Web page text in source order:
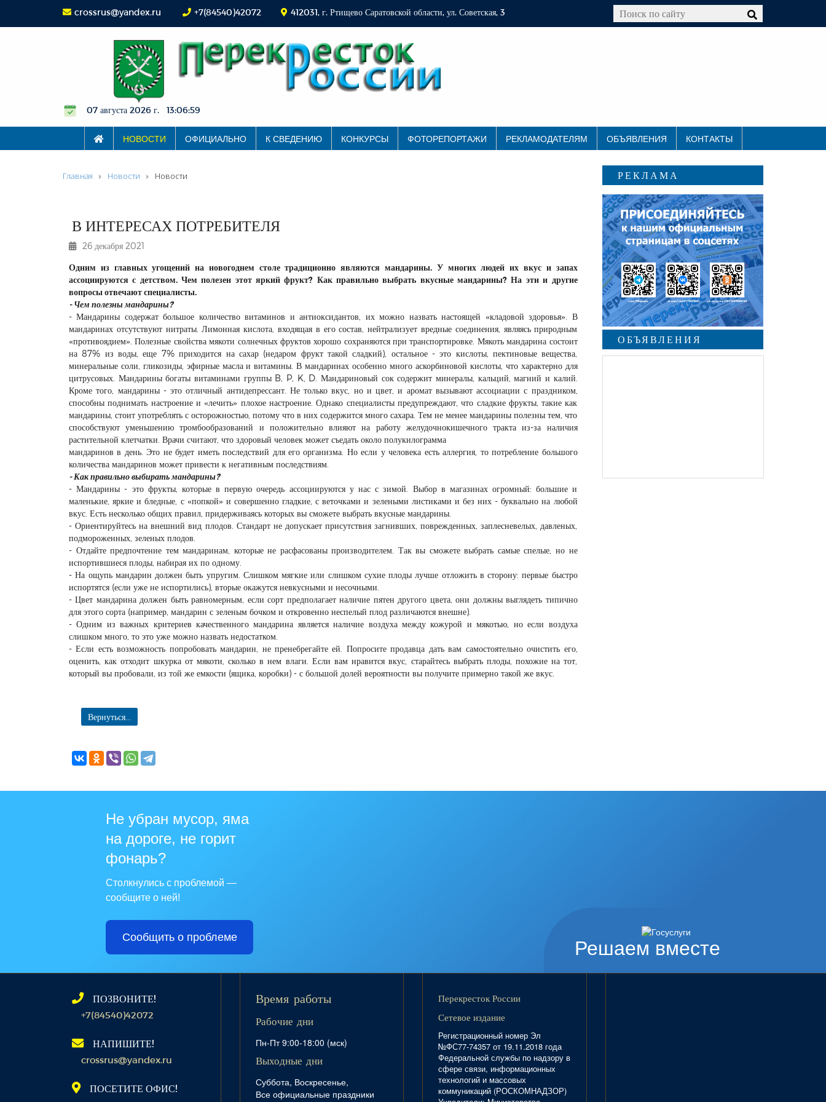
crossrus@yandex.ru +7(84540)42072 412031, г. Ртищево Саратовской области, ул. Советская, 3
07 августа 2026 г. 13:06:59
НОВОСТИ ОФИЦИАЛЬНО К СВЕДЕНИЮ КОНКУРСЫ ФОТОРЕПОРТАЖИ РЕКЛАМОДАТЕЛЯМ ОБЪЯВЛЕНИЯ КОНТАКТЫ
Главная Новости Новости
В ИНТЕРЕСАХ ПОТРЕБИТЕЛЯ
26 декабря 2021
Одним из главных угощений на новогоднем столе традиционно являются мандарины. У многих людей их вкус и запах
ассоциируются с детством. Чем полезен этот яркий фрукт? Как правильно выбрать вкусные мандарины? На эти и другие
вопросы отвечают специалисты.
- Чем полезны мандарины?
- Мандарины содержат большое количество витаминов и антиоксидантов, их можно назвать настоящей «кладовой здоровья». В
мандаринах отсутствуют нитраты. Лимонная кислота, входящая в его состав, нейтрализует вредные соединения, являясь природным
«противоядием». Полезные свойства мякоти солнечных фруктов хорошо сохраняются при транспортировке. Мякоть мандарина состоит
на 87% из воды, еще 7% приходится на сахар (недаром фрукт такой сладкий), остальное - это кислоты, пектиновые вещества,
минеральные соли, гликозиды, эфирные масла и витамины. В мандаринах особенно много аскорбиновой кислоты, что характерно для
цитрусовых. Мандарины богаты витаминами группы B, P, K, D. Мандариновый сок содержит минералы, кальций, магний и калий.
Кроме того, мандарины - это отличный антидепрессант. Не только вкус, но и цвет, и аромат вызывают ассоциации с праздником,
способны поднимать настроение и «лечить» плохое настроение. Однако специалисты предупреждают, что сладкие фрукты, такие как
мандарины, стоит употреблять с осторожностью, потому что в них содержится много сахара. Тем не менее мандарины полезны тем, что
способствуют уменьшению тромбообразований и положительно влияют на работу желудочнокишечного тракта из-за наличия
растительной клетчатки. Врачи считают, что здоровый человек может съедать около полукилограмма
мандаринов в день. Это не будет иметь последствий для его организма. Но если у человека есть аллергия, то потребление большого
количества мандаринов может привести к негативным последствиям.
- Как правильно выбирать мандарины?
- Мандарины - это фрукты, которые в первую очередь ассоциируются у нас с зимой. Выбор в магазинах огромный: большие и
маленькие, яркие и бледные, с «попкой» и совершенно гладкие, с веточками и зелеными листиками и без них - буквально на любой
вкус. Есть несколько общих правил, придерживаясь которых вы сможете выбрать вкусные мандарины.
- Ориентируйтесь на внешний вид плодов. Стандарт не допускает присутствия загнивших, поврежденных, заплесневелых, давленых,
подмороженных, зеленых плодов.
- Отдайте предпочтение тем мандаринам, которые не расфасованы производителем. Так вы сможете выбрать самые спелые, но не
испортившиеся плоды, набирая их по одному.
- На ощупь мандарин должен быть упругим. Слишком мягкие или слишком сухие плоды лучше отложить в сторону: первые быстро
испортятся (если уже не испортились), вторые окажутся невкусными и несочными.
- Цвет мандарина должен быть равномерным, если сорт предполагает наличие пятен другого цвета, они должны выглядеть типично
для этого сорта (например, мандарин с зеленым бочком и откровенно неспелый плод различаются внешне).
- Одним из важных критериев качественного мандарина является наличие воздуха между кожурой и мякотью, но если воздуха
слишком много, то это уже можно назвать недостатком.
- Если есть возможность попробовать мандарин, не пренебрегайте ей. Попросите продавца дать вам самостоятельно очистить его,
оценить, как отходит шкурка от мякоти, сколько в нем влаги. Если вам нравится вкус, старайтесь выбрать плоды, похожие на тот,
который вы пробовали, из той же емкости (ящика, коробки) - с большой долей вероятности вы получите примерно такой же вкус.
Вернуться...
РЕКЛАМА
ОБЪЯВЛЕНИЯ
Решаем вместе
Не убран мусор, яма
на дороге, не горит
фонарь?
Столкнулись с проблемой —
сообщите о ней!
Сообщить о проблеме
ПОЗВОНИТЕ!
+7(84540)42072
НАПИШИТЕ!
crossrus@yandex.ru
ПОСЕТИТЕ ОФИС!
Время работы
Рабочие дни
Пн-Пт 9:00-18:00 (мск)
Выходные дни
Суббота, Воскресенье,
Все официальные праздники
Перекресток России
Сетевое издание
Регистрационный номер Эл
№ФС77-74357 от 19.11.2018 года
Федеральной службы по надзору в
сфере связи, информационных
технологий и массовых
коммуникаций (РОСКОМНАДЗОР)